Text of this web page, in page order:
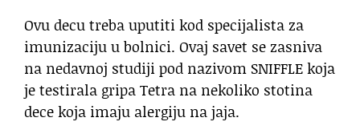
Ovu decu treba uputiti kod specijalista za
imunizaciju u bolnici. Ovaj savet se zasniva
na nedavnoj studiji pod nazivom SNIFFLE koja
je testirala gripa Tetra na nekoliko stotina
dece koja imaju alergiju na jaja.